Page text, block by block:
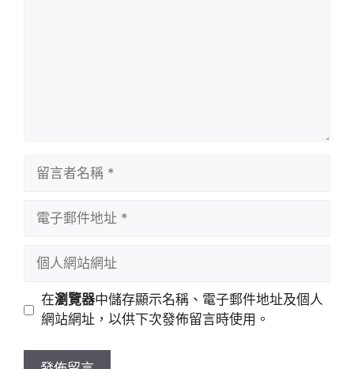
址
站
址
在瀏覽器中儲存顯示名稱、電子郵件地址及個人
網站網址，以供下次發佈留言時使用。